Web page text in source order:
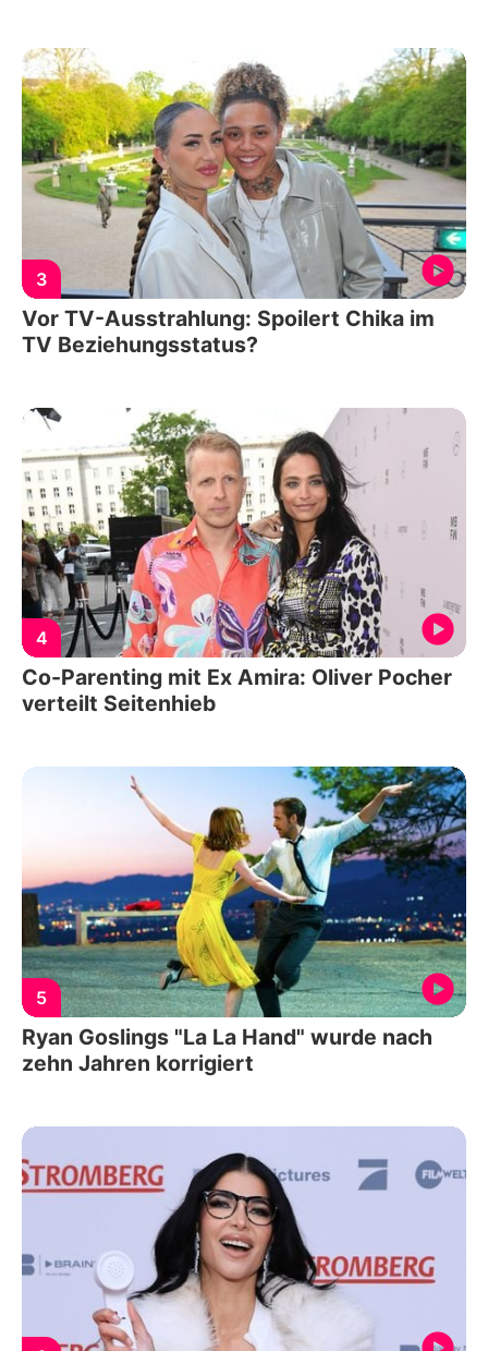
3
Vor TV-Ausstrahlung: Spoilert Chika im
TV Beziehungsstatus?
4
Co-Parenting mit Ex Amira: Oliver Pocher
verteilt Seitenhieb
5
Ryan Goslings "La La Hand" wurde nach
zehn Jahren korrigiert